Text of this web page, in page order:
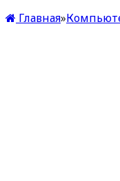
Главная»